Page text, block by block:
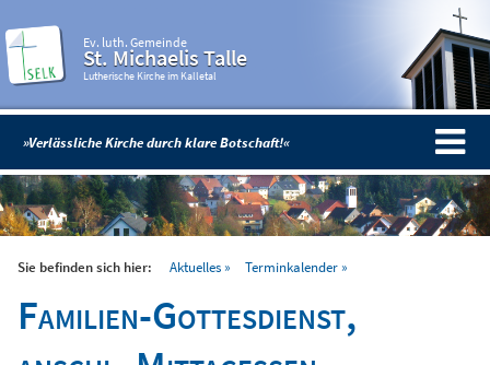
Ev. luth. Gemeinde
St. Michaelis Talle
Lutherische Kirche im Kalletal
»Verlässliche Kirche durch klare Botschaft!«
Sie befinden sich hier: Aktuelles Terminkalender
Familien-Gottesdienst,